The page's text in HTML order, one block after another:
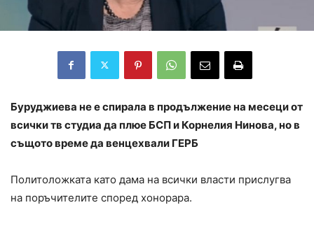
Буруджиева не е спирала в продължение на месеци от
всички тв студиа да плюе БСП и Корнелия Нинова, но в
същото време да венцехвали ГЕРБ
Политоложката като дама на всички власти прислугва
на поръчителите според хонорара.